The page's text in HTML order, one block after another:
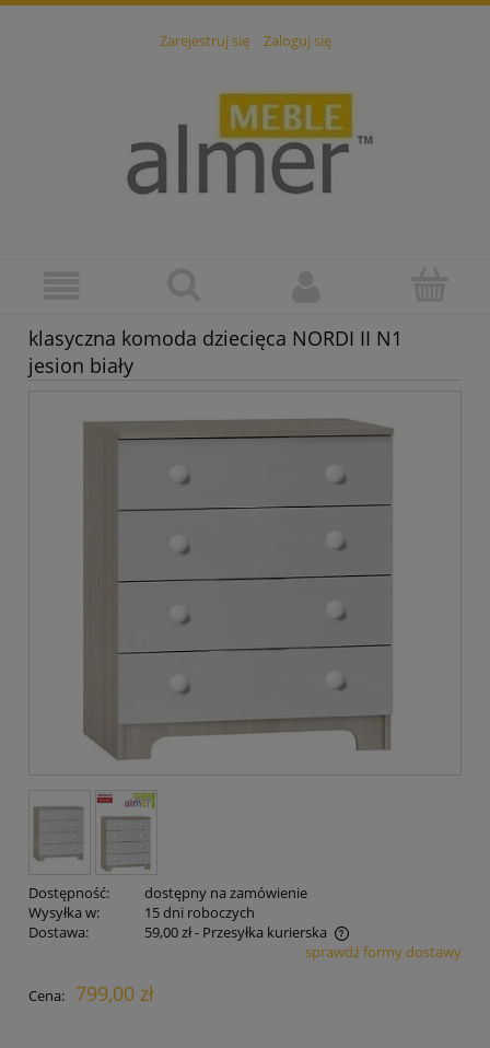
Zarejestruj się Zaloguj się
klasyczna komoda dziecięca NORDI II N1
jesion biały
Dostępność:
dostępny na zamówienie
Wysyłka w:
15 dni roboczych
Dostawa:
59,00 zł- Przesyłka kurierska
Cena nie zawiera ewentualnych kosztów płatnościsprawdź formy dostawy
Cena: 799,00 zł